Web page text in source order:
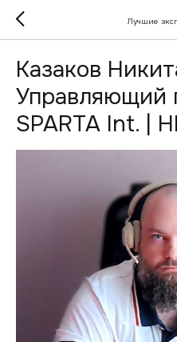
Лучшие
Казаков
Управляющий
SPARTA Int. |